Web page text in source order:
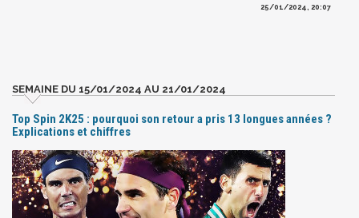
25/01/2024, 20:07
SEMAINE DU 15/01/2024 AU 21/01/2024
Top Spin 2K25 : pourquoi son retour a pris 13 longues années ?
Explications et chiffres